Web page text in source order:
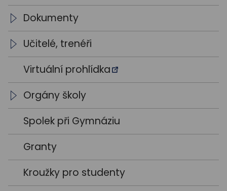
Dokumenty
Školní vzdělávací programy
Výroční zprávy
Výsledky VŘ
Učitelé, trenéři
Vedení školy
Vyučující
Trenéři
Virtuální prohlídka
Orgány školy
Studentský parlament
Školská rada
Spolek při Gymnáziu
Granty
Kroužky pro studenty